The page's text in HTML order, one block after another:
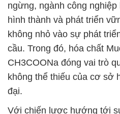
ngừng, ngành công
hình thành và phát triển
không nhỏ vào sự phát
cầu. Trong đó, hóa chất
CH3COONa đóng vai trò
không thể thiếu của cơ sở
đại.
Với chiến lược hướng tới